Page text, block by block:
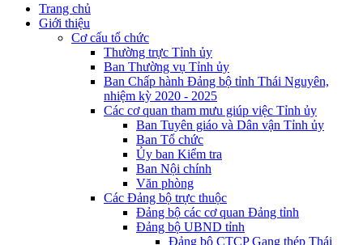
Trang chủ
Giới thiệu
Cơ cấu tổ chức
Thường trực Tỉnh ủy
Ban Thường vụ Tỉnh ủy
Ban Chấp hành Đảng bộ tỉnh Thái Nguyên,
nhiệm kỳ 2020 - 2025
Các cơ quan tham mưu giúp việc Tỉnh ủy
Ban Tuyên giáo và Dân vận Tỉnh ủy
Ban Tổ chức
Ủy ban Kiểm tra
Ban Nội chính
Văn phòng
Các Đảng bộ trực thuộc
Đảng bộ các cơ quan Đảng tỉnh
Đảng bộ UBND tỉnh
Đảng bộ CTCP Gang thép Thái